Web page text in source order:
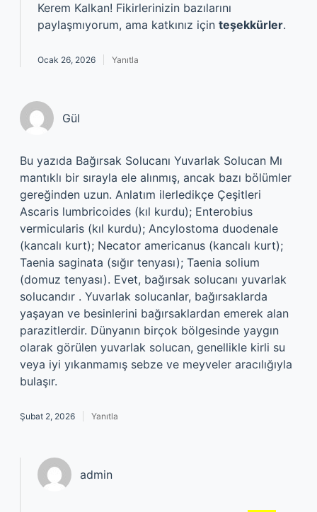
Kerem Kalkan! Fikirlerinizin bazılarını
paylaşmıyorum, ama katkınız için teşekkürler.
Ocak 26, 2026 Yanıtla
Gül
Bu yazıda Bağırsak Solucanı Yuvarlak Solucan Mı
mantıklı bir sırayla ele alınmış, ancak bazı bölümler
gereğinden uzun. Anlatım ilerledikçe Çeşitleri
Ascaris lumbricoides (kıl kurdu); Enterobius
vermicularis (kıl kurdu); Ancylostoma duodenale
(kancalı kurt); Necator americanus (kancalı kurt);
Taenia saginata (sığır tenyası); Taenia solium
(domuz tenyası). Evet, bağırsak solucanı yuvarlak
solucandır . Yuvarlak solucanlar, bağırsaklarda
yaşayan ve besinlerini bağırsaklardan emerek alan
parazitlerdir. Dünyanın birçok bölgesinde yaygın
olarak görülen yuvarlak solucan, genellikle kirli su
veya iyi yıkanmamış sebze ve meyveler aracılığıyla
bulaşır.
Şubat 2, 2026 Yanıtla
admin